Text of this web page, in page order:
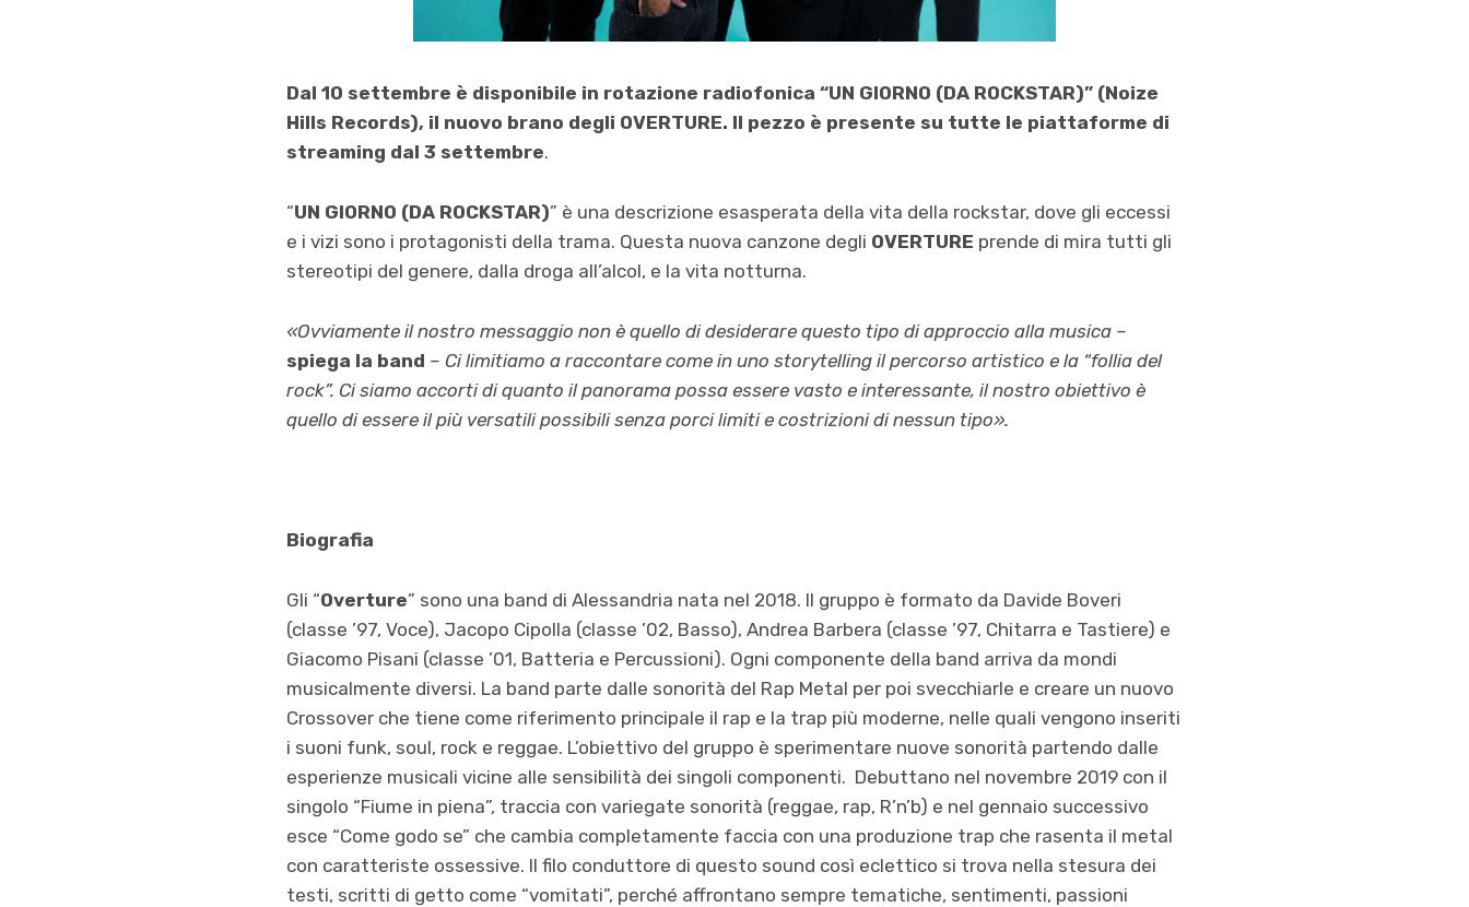
Dal 10 settembre è disponibile in rotazione radiofonica “UN GIORNO (DA ROCKSTAR)” (Noize
Hills Records), il nuovo brano degli OVERTURE. Il pezzo è presente su tutte le piattaforme di
streaming dal 3 settembre.
“UN GIORNO (DA ROCKSTAR)” è una descrizione esasperata della vita della rockstar, dove gli eccessi
e i vizi sono i protagonisti della trama. Questa nuova canzone degli OVERTURE prende di mira tutti gli
stereotipi del genere, dalla droga all’alcol, e la vita notturna.
«Ovviamente il nostro messaggio non è quello di desiderare questo tipo di approccio alla musica –
spiega la band – Ci limitiamo a raccontare come in uno storytelling il percorso artistico e la “follia del
rock”. Ci siamo accorti di quanto il panorama possa essere vasto e interessante, il nostro obiettivo è
quello di essere il più versatili possibili senza porci limiti e costrizioni di nessun tipo».
Biografia
Gli “Overture” sono una band di Alessandria nata nel 2018. Il gruppo è formato da Davide Boveri
(classe ’97, Voce), Jacopo Cipolla (classe ’02, Basso), Andrea Barbera (classe ’97, Chitarra e Tastiere) e
Giacomo Pisani (classe ’01, Batteria e Percussioni). Ogni componente della band arriva da mondi
musicalmente diversi. La band parte dalle sonorità del Rap Metal per poi svecchiarle e creare un nuovo
Crossover che tiene come riferimento principale il rap e la trap più moderne, nelle quali vengono inseriti
i suoni funk, soul, rock e reggae. L’obiettivo del gruppo è sperimentare nuove sonorità partendo dalle
esperienze musicali vicine alle sensibilità dei singoli componenti. Debuttano nel novembre 2019 con il
singolo “Fiume in piena”, traccia con variegate sonorità (reggae, rap, R’n’b) e nel gennaio successivo
esce “Come godo se” che cambia completamente faccia con una produzione trap che rasenta il metal
con caratteriste ossessive. Il filo conduttore di questo sound così eclettico si trova nella stesura dei
testi, scritti di getto come “vomitati”, perché affrontano sempre tematiche, sentimenti, passioni